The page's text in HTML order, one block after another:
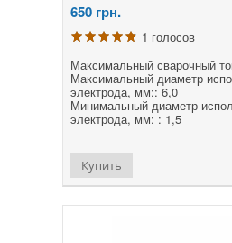
650 грн.
1 голосов
Максимальный сварочный
Максимальный диаметр
электрода, мм:: 6,0
Минимальный диаметр
электрода, мм: : 1,5
Купить